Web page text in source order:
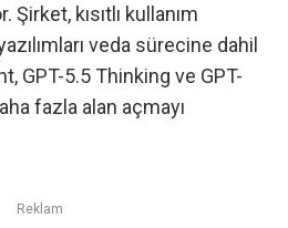
kısıtlı kullanım
veda sürecine dahil
GPT-5.5 Thinking ve GPT-
fazla alan açmayı
Reklam